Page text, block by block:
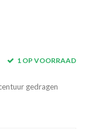
1 OP VOORRAAD
gedragen